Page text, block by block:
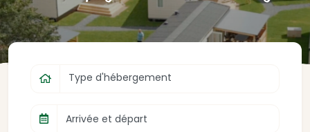
Type d'hébergement
Arrivée et départ